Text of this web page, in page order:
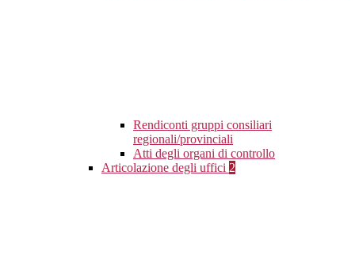
Rendiconti gruppi consiliari
regionali/provinciali
Atti degli organi di controllo
Articolazione degli uffici 2